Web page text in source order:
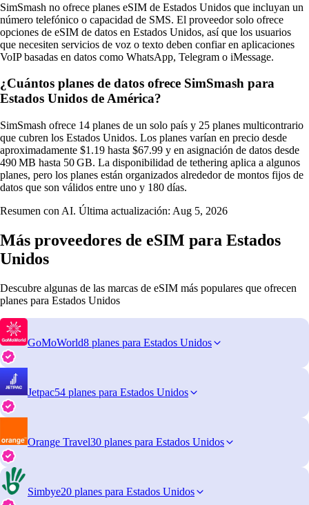
SimSmash no ofrece planes eSIM de Estados Unidos que incluyan un
número telefónico o capacidad de SMS. El proveedor solo ofrece
opciones de eSIM de datos en Estados Unidos, así que los usuarios
que necesiten servicios de voz o texto deben confiar en aplicaciones
VoIP basadas en datos como WhatsApp, Telegram o iMessage.
¿Cuántos planes de datos ofrece SimSmash para
Estados Unidos de América?
SimSmash ofrece 14 planes de un solo país y 25 planes multicontrario
que cubren los Estados Unidos. Los planes varían en precio desde
aproximadamente $1.19 hasta $67.99 y en asignación de datos desde
490 MB hasta 50 GB. La disponibilidad de tethering aplica a algunos
planes, pero los planes están organizados alrededor de montos fijos de
datos que son válidos entre uno y 180 días.
Resumen con AI. Última actualización: Aug 5, 2026
Más proveedores de eSIM para Estados
Unidos
Descubre algunas de las marcas de eSIM más populares que ofrecen
planes para Estados Unidos
GoMoWorld8 planes para Estados Unidos
Jetpac54 planes para Estados Unidos
Orange Travel30 planes para Estados Unidos
Simbye20 planes para Estados Unidos